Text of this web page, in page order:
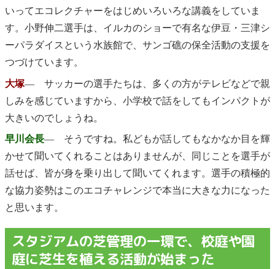
いってエコレクチャーをはじめいろいろな講義をしていま
す。小野伸二選手は、イルカのショーで有名な伊豆・三津シ
ーパラダイスという水族館で、サンゴ礁の保全活動の支援を
つづけています。
大塚― サッカーの選手たちは、多くの方がテレビなどで親
しみを感じていますから、小学校で話をしてもインパクトが
大きいのでしょうね。
早川会長― そうですね。私どもが話してもなかなか目を輝
かせて聞いてくれることはありませんが、同じことを選手が
話せば、皆が身を乗り出して聞いてくれます。選手の積極的
な協力姿勢はこのエコチャレンジで本当に大きな力になった
と思います。
スタジアムの芝管理の一環で、校庭や園
庭に芝生を植える活動が始まった